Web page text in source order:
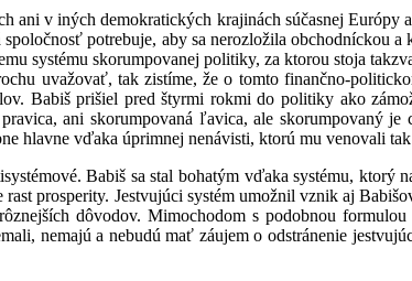
ani v iných demokratických krajinách súčasnej
potrebuje, aby sa nerozložila
systému skorumpovanej politiky, za ktorou stoja
uvažovať, tak zistíme, že o tomto finančno-
Babiš prišiel pred štyrmi rokmi do politiky ako
ani skorumpovaná ľavica, ale skorumpovaný
hlavne vďaka úprimnej nenávisti, ktorú mu venovali
Babiš sa stal bohatým vďaka systému,
prosperity. Jestvujúci systém umožnil vznik aj
dôvodov. Mimochodom s podobnou
nemajú a nebudú mať záujem o odstránenie